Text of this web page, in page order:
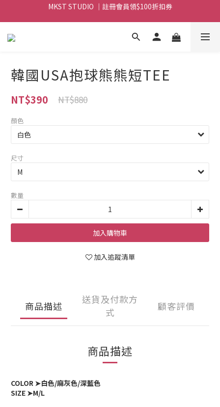
MKST STUDIO ｜ 全店滿$999元 免運
MKST STUDIO ｜ 全店滿$999元 免運
韓國USA抱球熊熊短TEE
NT$390 NT$880
顏色
尺寸
數量
加入購物車
加入追蹤清單
商品描述
送貨及付款方
式
顧客評價
商品描述
COLOR ➤白色/麻灰色/深藍色
SIZE ➤M/L